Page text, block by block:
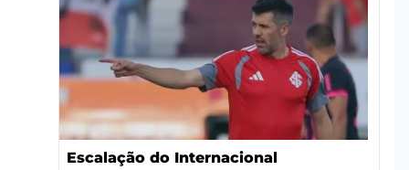
Escalação do Internacional